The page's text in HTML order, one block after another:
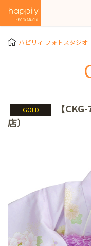
ハピリィ フォトスタジオ
GOLD
【
店）